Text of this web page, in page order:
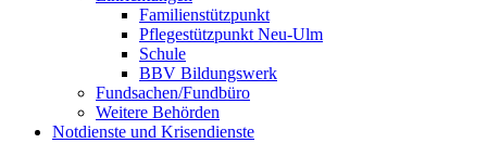
Familienstützpunkt
Pflegestützpunkt Neu-Ulm
Schule
BBV Bildungswerk
Fundsachen/Fundbüro
Weitere Behörden
Notdienste und Krisendienste